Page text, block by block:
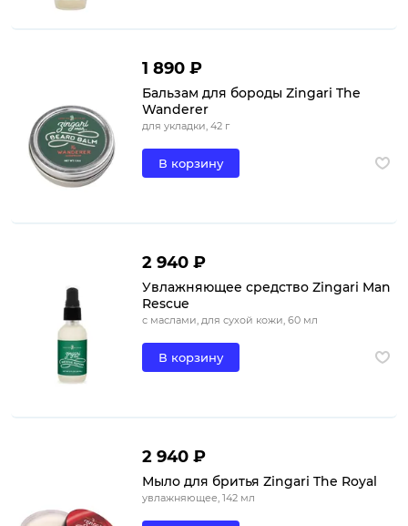
1 890 ₽
Бальзам для бороды Zingari The
Wanderer
для укладки, 42 г
В корзину
2 940 ₽
Увлажняющее средство Zingari Man
Rescue
с маслами, для сухой кожи, 60 мл
В корзину
2 940 ₽
Мыло для бритья Zingari The Royal
увлажняющее, 142 мл